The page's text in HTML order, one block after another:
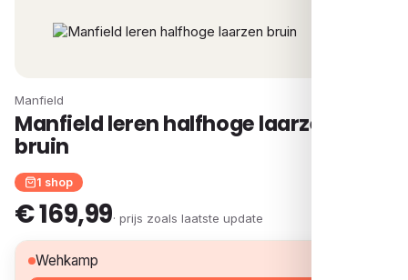
Manfield
Manfield leren halfhoge laarzen
bruin
1 shop
€ 169,99· prijs zoals laatste update
Wehkamp